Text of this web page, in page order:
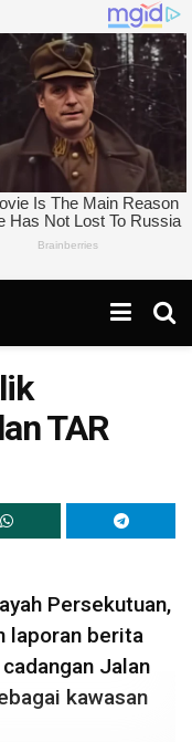
TAR
Persekutuan,
laporan berita
Jalan
kawasan